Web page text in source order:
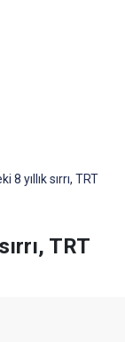
yıllık sırrı, TRT
TRT